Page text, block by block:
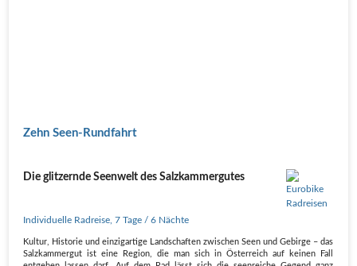
Zehn Seen-Rundfahrt
Die glitzernde Seenwelt des Salzkammergutes
Individuelle Radreise ,7 Tage / 6 Nächte
Kultur, Historie und einzigartige Landschaften zwischen Seen und Gebirge – das
Salzkammergut ist eine Region, die man sich in Österreich auf keinen Fall